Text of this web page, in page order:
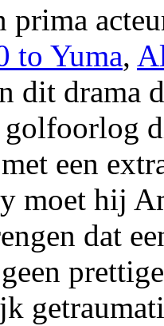
prima
to Yuma,
dit drama
een
moet hij
dat